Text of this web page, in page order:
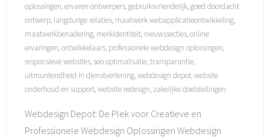
oplossingen,ervaren ontwerpers,gebruiksvriendelijk,goed doordacht
ontwerp, langdurige relaties, maatwerk webapplicatieontwikkeling,
maatwerkbenadering, merkidentiteit, nieuwssecties,online
ervaringen,ontwikkelaars, professionele webdesign oplossingen,
responsieve websites, seo optimalisatie,transparantie,
uitmuntendheid in dienstverlening,webdesign depot,website
onderhoud en support,website redesign, zakelijke doelstellingen
Webdesign Depot: De Plek voor Creatieve en
Professionele Webdesign Oplossingen Webdesign